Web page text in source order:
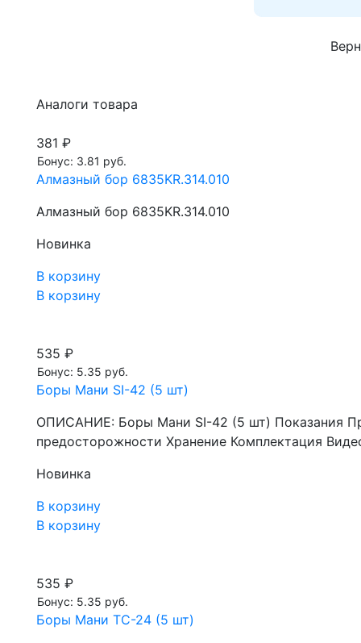
Аналоги товара
381 ₽
Бонус: 3.81 руб.
Алмазный бор 6835KR.314.010
Алмазный бор 6835KR.314.010
Новинка
В корзину
В корзину
535 ₽
Бонус: 5.35 руб.
Боры Мани SI-42 (5 шт)
ОПИСАНИЕ: Боры Мани SI-42 (5 шт) Показания
предосторожности Хранение Комплектация
Новинка
В корзину
В корзину
535 ₽
Бонус: 5.35 руб.
Боры Мани TC-24 (5 шт)